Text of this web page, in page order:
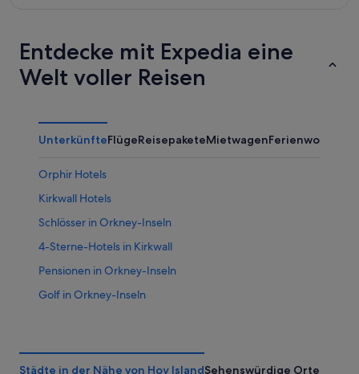
Entdecke mit Expedia eine
Welt voller Reisen
UnterkünfteFlügeReisepaketeMietwagen
Orphir Hotels
Kirkwall Hotels
Schlösser in Orkney-Inseln
4-Sterne-Hotels in Kirkwall
Pensionen in Orkney-Inseln
Golf in Orkney-Inseln
Holm Hotels
Städte in der Nähe von Hoy IslandSehenswürdige Orte